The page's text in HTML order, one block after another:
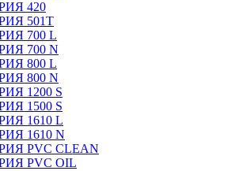
420
501T
700 L
700 N
800 L
800 N
1200 S
1500 S
1610 L
1610 N
PVC CLEAN
PVC OIL